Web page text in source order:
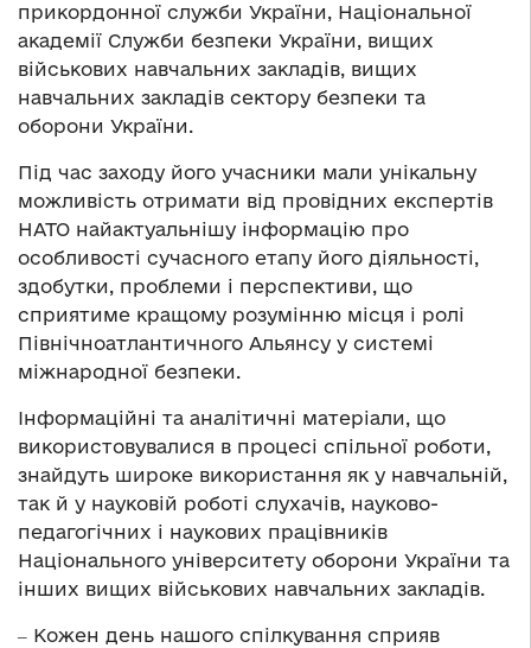
прикордонної служби України, Національної
академії Служби безпеки України, вищих
військових навчальних закладів, вищих
навчальних закладів сектору безпеки та
оборони України.
Під час заходу його учасники мали унікальну
можливість отримати від провідних експертів
НАТО найактуальнішу інформацію про
особливості сучасного етапу його діяльності,
здобутки, проблеми і перспективи, що
сприятиме кращому розумінню місця і ролі
Північноатлантичного Альянсу у системі
міжнародної безпеки.
Інформаційні та аналітичні матеріали, що
використовувалися в процесі спільної роботи,
знайдуть широке використання як у навчальній,
так й у науковій роботі слухачів, науково-
педагогічних і наукових працівників
Національного університету оборони України та
інших вищих військових навчальних закладів.
‒ Кожен день нашого спілкування сприяв